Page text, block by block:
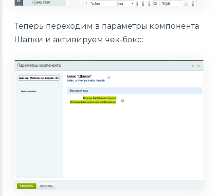
Теперь переходим в параметры компонента
Шапки и активируем чек-бокс: